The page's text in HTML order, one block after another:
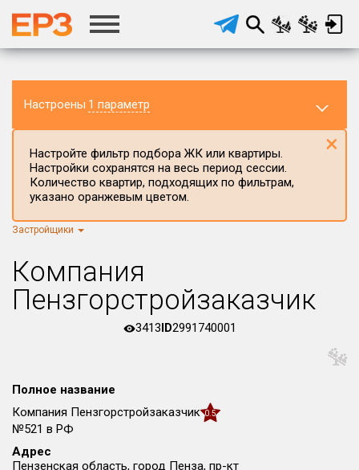
Настроены 1 параметр
Регион ЖК
Район в регионе
Все
Все
Район в городе
Настройте фильтр подбора ЖК или квартиры.
Настройки сохранятся на весь период сессии.
Количество квартир, подходящих по фильтрам,
указано оранжевым цветом.
×
Застройщики
Компания
Пензгорстройзаказчик
3413ID2991740001
Полное название
Компания Пензгорстройзаказчик 0.5
№521 в РФ
Адрес
Пензенская область, город Пенза, пр-кт